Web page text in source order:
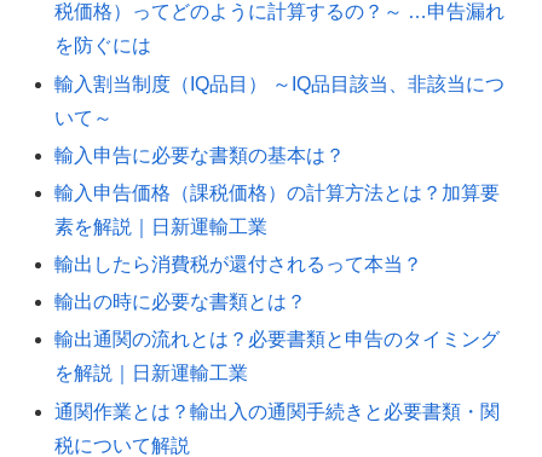
税価格）ってどのように計算するの？～ …申告漏れ
を防ぐには
輸入割当制度（IQ品目） ～IQ品目該当、非該当につ
いて～
輸入申告に必要な書類の基本は？
輸入申告価格（課税価格）の計算方法とは？加算要
素を解説｜日新運輸工業
輸出したら消費税が還付されるって本当？
輸出の時に必要な書類とは？
輸出通関の流れとは？必要書類と申告のタイミング
を解説｜日新運輸工業
通関作業とは？輸出入の通関手続きと必要書類・関
税について解説